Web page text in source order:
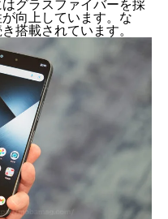
グラスファイバーを採
向上しています。な
搭載されています。